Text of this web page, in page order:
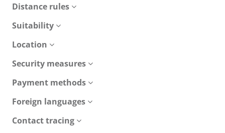
Distance rules
Suitability
Location
Security measures
Payment methods
Foreign languages
Contact tracing